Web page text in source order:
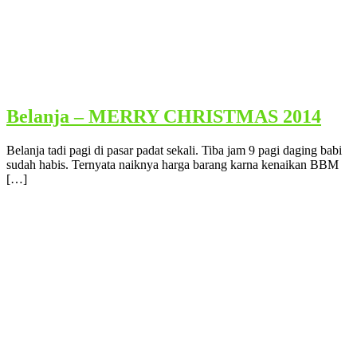
Belanja – MERRY CHRISTMAS 2014
Belanja tadi pagi di pasar padat sekali. Tiba jam 9 pagi daging babi
sudah habis. Ternyata naiknya harga barang karna kenaikan BBM
[…]